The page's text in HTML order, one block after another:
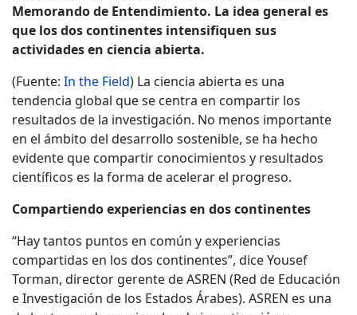
Memorando de Entendimiento. La idea general es
que los dos continentes intensifiquen sus
actividades en ciencia abierta.
(Fuente: In the Field) La ciencia abierta es una
tendencia global que se centra en compartir los
resultados de la investigación. No menos importante
en el ámbito del desarrollo sostenible, se ha hecho
evidente que compartir conocimientos y resultados
científicos es la forma de acelerar el progreso.
Compartiendo experiencias en dos continentes
“Hay tantos puntos en común y experiencias
compartidas en los dos continentes”, dice Yousef
Torman, director gerente de ASREN (Red de Educación
e Investigación de los Estados Árabes). ASREN es una